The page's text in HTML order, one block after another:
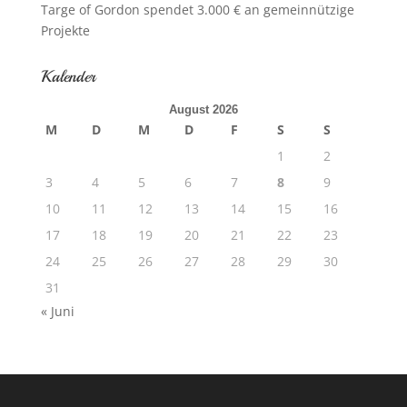
Targe of Gordon spendet 3.000 € an gemeinnützige
Projekte
Kalender
August 2026
M D M D F S
S
1
2
3
4 5 6 7 8
9
10
11 12 13 14 15
16
17
18 19 20 21 22
23
24
25 26 27 28 29
30
31
« Juni